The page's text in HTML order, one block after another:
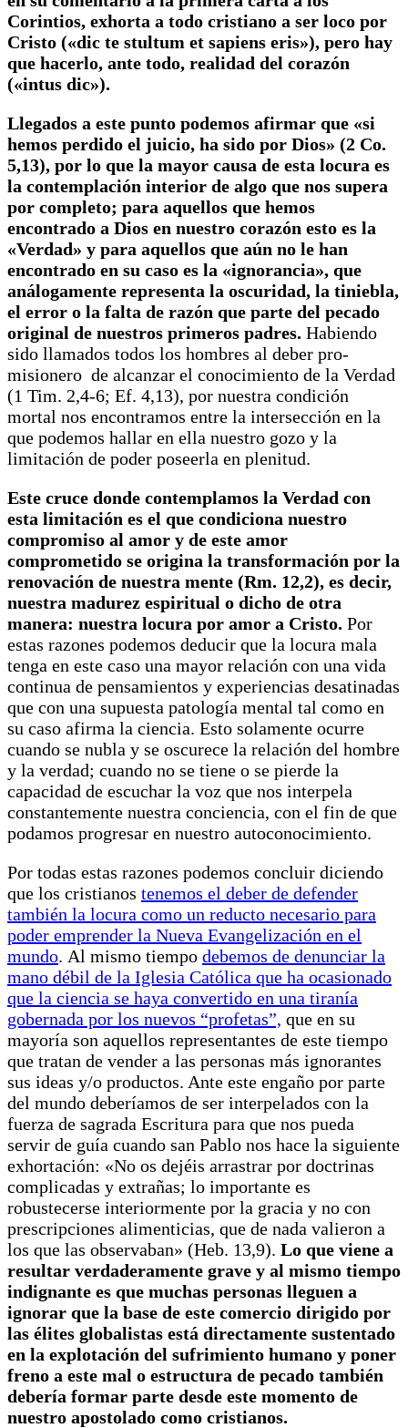
Corintios, exhorta a todo cristiano a ser loco por
Cristo («dic te stultum et sapiens eris»), pero hay
que hacerlo, ante todo, realidad del corazón
(«intus dic»).
Llegados a este punto podemos afirmar que «si
hemos perdido el juicio, ha sido por Dios» (2 Co.
5,13), por lo que la mayor causa de esta locura es
la contemplación interior de algo que nos supera
por completo; para aquellos que hemos
encontrado a Dios en nuestro corazón esto es la
«Verdad» y para aquellos que aún no le han
encontrado en su caso es la «ignorancia», que
análogamente representa la oscuridad, la tiniebla,
el error o la falta de razón que parte del pecado
original de nuestros primeros padres. Habiendo
sido llamados todos los hombres al deber pro-
misionero de alcanzar el conocimiento de la Verdad
(1 Tim. 2,4-6; Ef. 4,13), por nuestra condición
mortal nos encontramos entre la intersección en la
que podemos hallar en ella nuestro gozo y la
limitación de poder poseerla en plenitud.
Este cruce donde contemplamos la Verdad con
esta limitación es el que condiciona nuestro
compromiso al amor y de este amor
comprometido se origina la transformación por la
renovación de nuestra mente (Rm. 12,2), es decir,
nuestra madurez espiritual o dicho de otra
manera: nuestra locura por amor a Cristo. Por
estas razones podemos deducir que la locura mala
tenga en este caso una mayor relación con una vida
continua de pensamientos y experiencias desatinadas
que con una supuesta patología mental tal como en
su caso afirma la ciencia. Esto solamente ocurre
cuando se nubla y se oscurece la relación del hombre
y la verdad; cuando no se tiene o se pierde la
capacidad de escuchar la voz que nos interpela
constantemente nuestra conciencia, con el fin de que
podamos progresar en nuestro autoconocimiento.
Por todas estas razones podemos concluir diciendo
que los cristianos tenemos el deber de defender
también la locura como un reducto necesario para
poder emprender la Nueva Evangelización en el
mundo. Al mismo tiempo debemos de denunciar la
mano débil de la Iglesia Católica que ha ocasionado
que la ciencia se haya convertido en una tiranía
gobernada por los nuevos “profetas”, que en su
mayoría son aquellos representantes de este tiempo
que tratan de vender a las personas más ignorantes
sus ideas y/o productos. Ante este engaño por parte
del mundo deberíamos de ser interpelados con la
fuerza de sagrada Escritura para que nos pueda
servir de guía cuando san Pablo nos hace la siguiente
exhortación: «No os dejéis arrastrar por doctrinas
complicadas y extrañas; lo importante es
robustecerse interiormente por la gracia y no con
prescripciones alimenticias, que de nada valieron a
los que las observaban» (Heb. 13,9). Lo que viene a
resultar verdaderamente grave y al mismo tiempo
indignante es que muchas personas lleguen a
ignorar que la base de este comercio dirigido por
las élites globalistas está directamente sustentado
en la explotación del sufrimiento humano y poner
freno a este mal o estructura de pecado también
debería formar parte desde este momento de
nuestro apostolado como cristianos.